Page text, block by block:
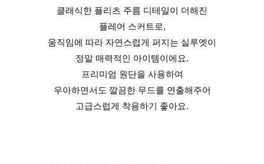
클래식한 플리츠 주름 디테일이 더해진
플레어 스커트로,
움직임에 따라 자연스럽게 퍼지는 실루엣이
정말 매력적인 아이템이에요.
프리미엄 원단을 사용하여
우아하면서도 깔끔한 무드를 연출해주어
고급스럽게 착용하기 좋아요.